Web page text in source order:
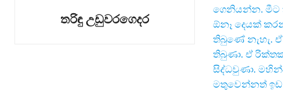
තරිඳු උඩුවරගෙදර
ගෙනියන්න. මීට
ඕනෑ දෙයක්
තිබුණේ නැහැ.
තිබුණා. ඒ
සිද්ධවුණා.
මතුවෙන්නත් ඉඩ